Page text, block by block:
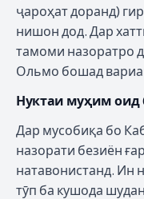
ҷароҳат доранд)
нишон дод. Дар
тамоми назоратро
Ольмо бошад
Нуктаи муҳим оид
Дар мусобиқа бо
назорати безиён
натавонистанд. Ин
тӯп ба кушода